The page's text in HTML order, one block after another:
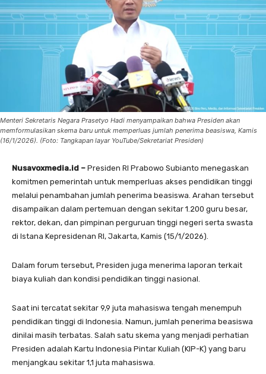
Menteri Sekretaris Negara Prasetyo Hadi menyampaikan bahwa Presiden akan
memformulasikan skema baru untuk memperluas jumlah penerima beasiswa, Kamis
(16/1/2026). (Foto: Tangkapan layar YouTube/Sekretariat Presiden)
Nusavoxmedia.id – Presiden RI Prabowo Subianto menegaskan
komitmen pemerintah untuk memperluas akses pendidikan tinggi
melalui penambahan jumlah penerima beasiswa. Arahan tersebut
disampaikan dalam pertemuan dengan sekitar 1.200 guru besar,
rektor, dekan, dan pimpinan perguruan tinggi negeri serta swasta
di Istana Kepresidenan RI, Jakarta, Kamis (15/1/2026).
Dalam forum tersebut, Presiden juga menerima laporan terkait
biaya kuliah dan kondisi pendidikan tinggi nasional.
Saat ini tercatat sekitar 9,9 juta mahasiswa tengah menempuh
pendidikan tinggi di Indonesia. Namun, jumlah penerima beasiswa
dinilai masih terbatas. Salah satu skema yang menjadi perhatian
Presiden adalah Kartu Indonesia Pintar Kuliah (KIP-K) yang baru
menjangkau sekitar 1,1 juta mahasiswa.